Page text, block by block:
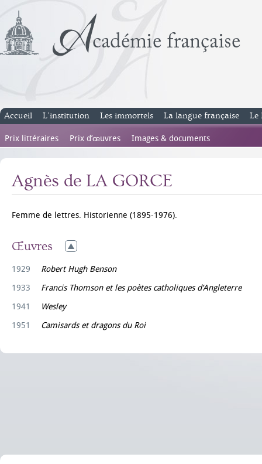
Accueil L’institution Les immortels La langue française Le
Prix littéraires Prix d’œuvres Images & documents
Agnès de LA GORCE
Femme de lettres. Historienne (1895-1976).
Œuvres
1929
Robert Hugh Benson
1933
Francis Thomson et les poètes catholiques d’Angleterre
1941
Wesley
1951
Camisards et dragons du Roi